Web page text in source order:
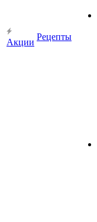
Акции
Рецепты